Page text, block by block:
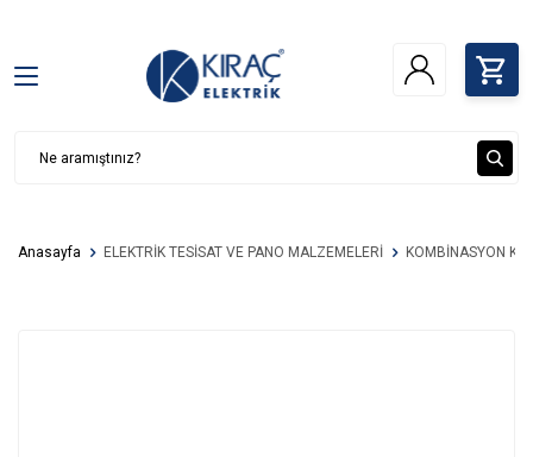
Anasayfa ELEKTRİK TESİSAT VE PANO MALZEMELERİ KOMBİNASYON